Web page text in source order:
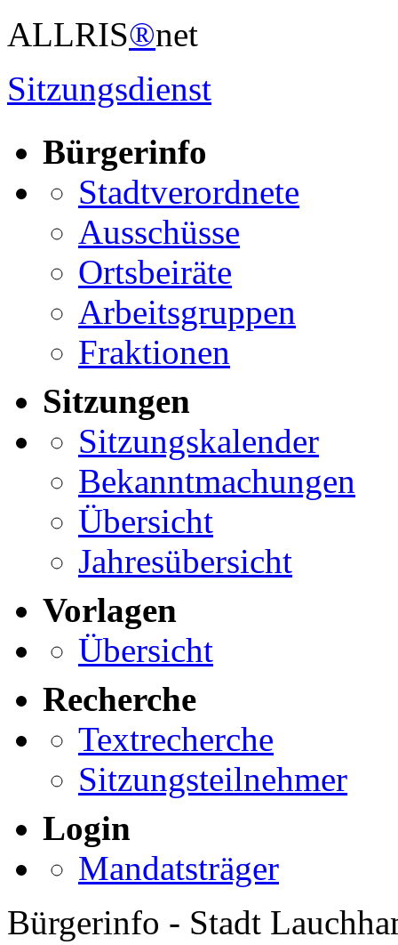
ALLRIS®net
Sitzungsdienst
Bürgerinfo
Stadtverordnete
Ausschüsse
Ortsbeiräte
Arbeitsgruppen
Fraktionen
Sitzungen
Sitzungskalender
Bekanntmachungen
Übersicht
Jahresübersicht
Vorlagen
Übersicht
Recherche
Textrecherche
Sitzungsteilnehmer
Login
Mandatsträger
Bürgerinfo - Stadt